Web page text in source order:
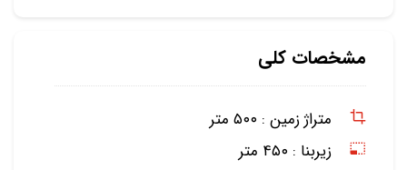
مشخصات کلی
متراژ زمین : ۵۰۰ متر
زیربنا : ۴۵۰ متر